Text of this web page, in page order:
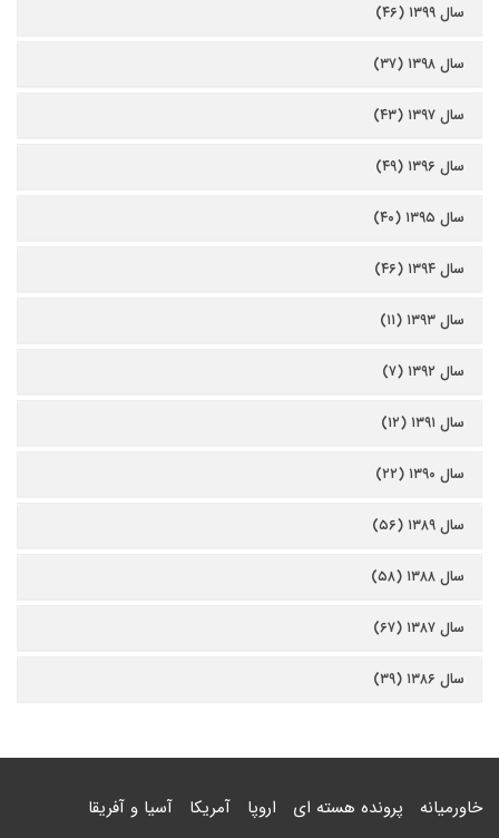
سال ۱۳۹۹ (۴۶)
سال ۱۳۹۸ (۳۷)
سال ۱۳۹۷ (۴۳)
سال ۱۳۹۶ (۴۹)
سال ۱۳۹۵ (۴۰)
سال ۱۳۹۴ (۴۶)
سال ۱۳۹۳ (۱۱)
سال ۱۳۹۲ (۷)
سال ۱۳۹۱ (۱۲)
سال ۱۳۹۰ (۲۲)
سال ۱۳۸۹ (۵۶)
سال ۱۳۸۸ (۵۸)
سال ۱۳۸۷ (۶۷)
سال ۱۳۸۶ (۳۹)
خاورمیانه پرونده هسته ای اروپا آمریکا آسیا و آفریقا